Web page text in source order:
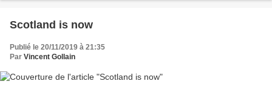
Scotland is now
Publié le 20/11/2019 à 21:35
Par Vincent Gollain